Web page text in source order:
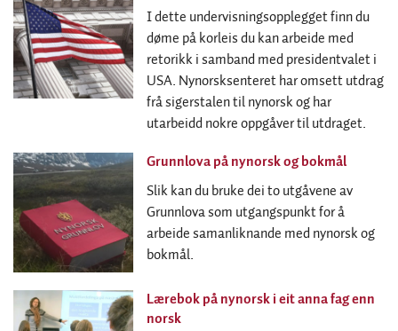
I dette undervisningsopplegget finn du
døme på korleis du kan arbeide med
retorikk i samband med presidentvalet i
USA. Nynorsksenteret har omsett utdrag
frå sigerstalen til nynorsk og har
utarbeidd nokre oppgåver til utdraget.
Grunnlova på nynorsk og bokmål
Slik kan du bruke dei to utgåvene av
Grunnlova som utgangspunkt for å
arbeide samanliknande med nynorsk og
bokmål.
Lærebok på nynorsk i eit anna fag enn
norsk